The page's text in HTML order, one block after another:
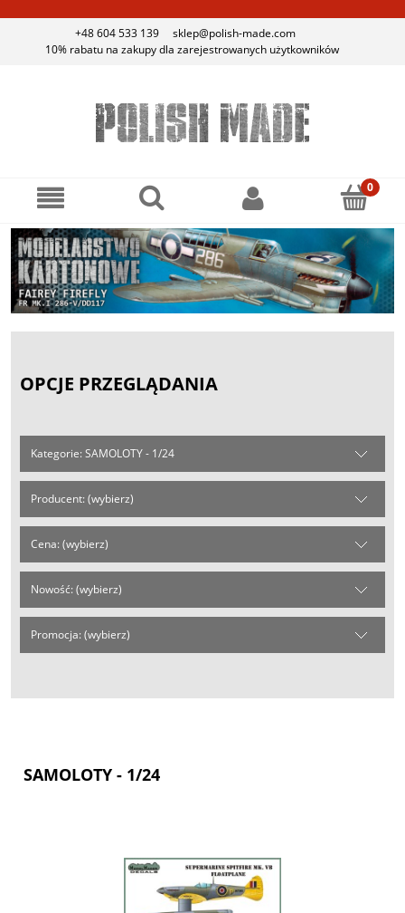
+48 604 533 139
sklep@polish-made.com
10% rabatu na zakupy dla zarejestrowanych użytkowników
OPCJE PRZEGLĄDANIA
Kategorie: SAMOLOTY - 1/24
Producent: (wybierz)
Cena: (wybierz)
Nowość: (wybierz)
Promocja: (wybierz)
SAMOLOTY - 1/24